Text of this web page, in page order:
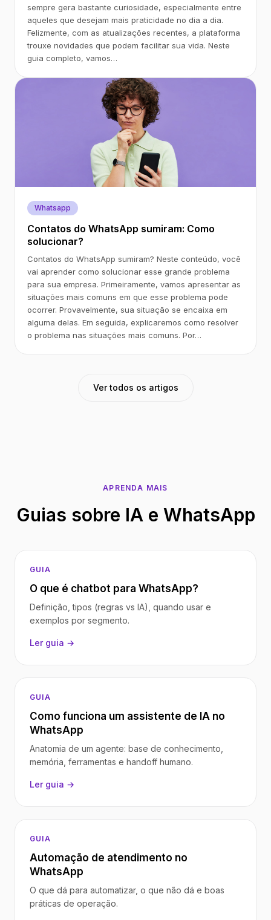
sempre gera bastante curiosidade, especialmente entre
aqueles que desejam mais praticidade no dia a dia.
Felizmente, com as atualizações recentes, a plataforma
trouxe novidades que podem facilitar sua vida. Neste
guia completo, vamos…
Whatsapp
Contatos do WhatsApp sumiram: Como
solucionar?
Contatos do WhatsApp sumiram? Neste conteúdo, você
vai aprender como solucionar esse grande problema
para sua empresa. Primeiramente, vamos apresentar as
situações mais comuns em que esse problema pode
ocorrer. Provavelmente, sua situação se encaixa em
alguma delas. Em seguida, explicaremos como resolver
o problema nas situações mais comuns. Por…
Ver todos os artigos
APRENDA MAIS
Guias sobre IA e WhatsApp
GUIA
O que é chatbot para WhatsApp?
Definição, tipos (regras vs IA), quando usar e
exemplos por segmento.
Ler guia →
GUIA
Como funciona um assistente de IA no
WhatsApp
Anatomia de um agente: base de conhecimento,
memória, ferramentas e handoff humano.
Ler guia →
GUIA
Automação de atendimento no
WhatsApp
O que dá para automatizar, o que não dá e boas
práticas de operação.